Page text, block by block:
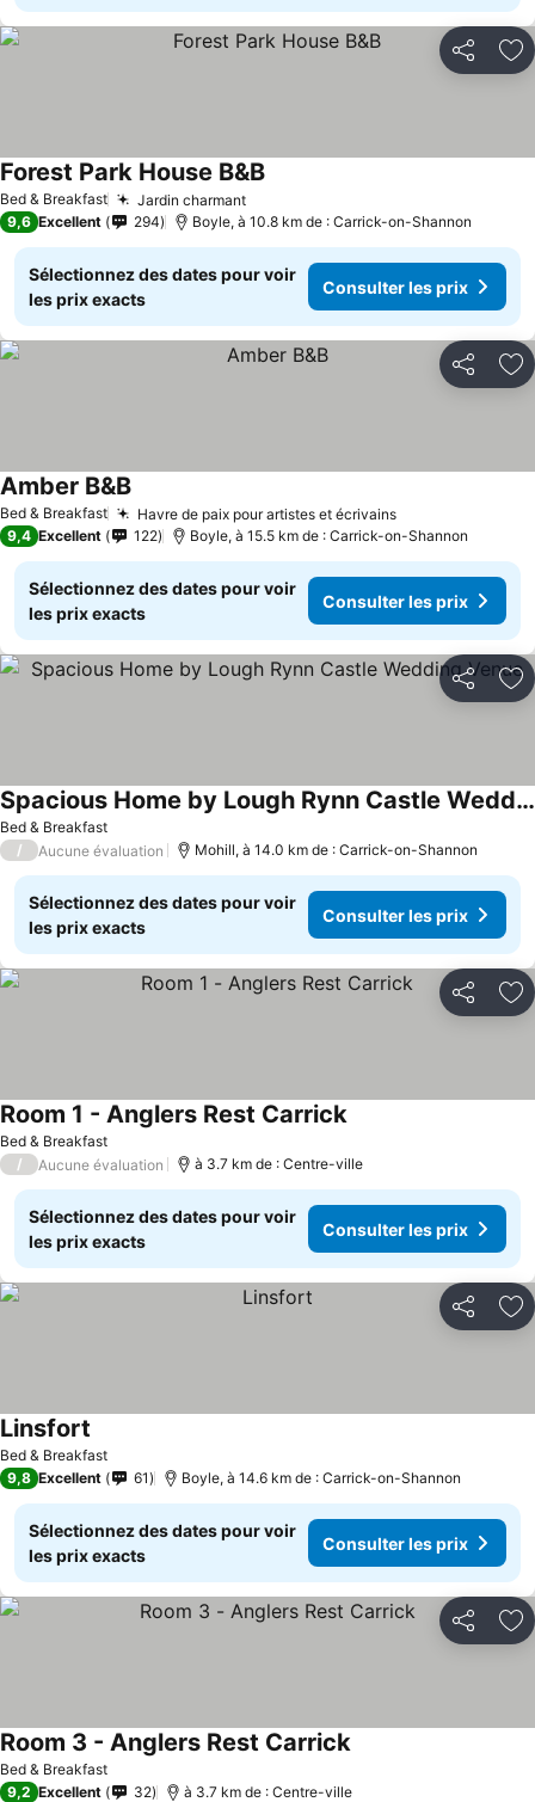
Partager
Bed & Breakfast Jardin charmant
Forest Park House B&B
9,6 Excellent 294 Boyle, à 10.8 km de : Carrick-on-Shannon
Sélectionnez des dates pour voir
les prix exacts
Consulter les prix
Partager
Bed & Breakfast Havre de paix pour artistes et écrivains
Amber B&B
9,4 Excellent 122 Boyle, à 15.5 km de : Carrick-on-Shannon
Sélectionnez des dates pour voir
les prix exacts
Consulter les prix
Partager
Bed & Breakfast
Spacious Home by Lough Rynn Castle Wedding Venue
/ Aucune évaluation Mohill, à 14.0 km de : Carrick-on-Shannon
Sélectionnez des dates pour voir
les prix exacts
Consulter les prix
Partager
Bed & Breakfast
Room 1 - Anglers Rest Carrick
/ Aucune évaluation à 3.7 km de : Centre-ville
Sélectionnez des dates pour voir
les prix exacts
Consulter les prix
Partager
Bed & Breakfast
Linsfort
9,8 Excellent 61 Boyle, à 14.6 km de : Carrick-on-Shannon
Sélectionnez des dates pour voir
les prix exacts
Consulter les prix
Partager
Bed & Breakfast
Room 3 - Anglers Rest Carrick
9,2 Excellent 32 à 3.7 km de : Centre-ville